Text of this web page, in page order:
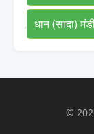
, धान (सादा)
©